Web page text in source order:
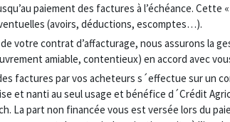
paiement des factures à l’échéance. Cette
(avoirs, déductions, escomptes…).
de votre contrat d’affacturage, nous assurons la
amiable, contentieux) en accord avec
factures par vos acheteurs s´effectue sur un
et nanti au seul usage et bénéfice d´Crédit
La part non financée vous est versée lors du